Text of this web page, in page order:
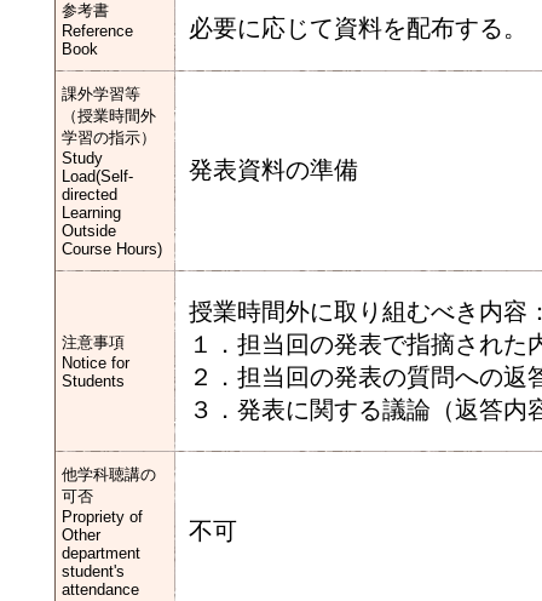
参考書
Reference
Book
必要に応じて資料を配布する。
課外学習等
（授業時間外
学習の指示）
Study
Load(Self-
directed
Learning
Outside
Course Hours)
発表資料の準備
注意事項
Notice for
Students
授業時間外に取り組むべき内容
１．担当回の発表で指摘された
２．担当回の発表の質問への返
３．発表に関する議論（返答内
他学科聴講の
可否
Propriety of
Other
department
student's
attendance
不可